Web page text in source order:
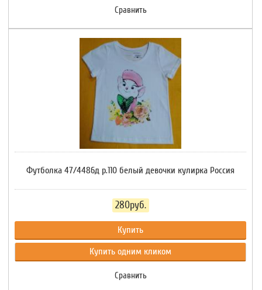
Сравнить
Футболка 47/4486д р.110 белый девочки кулирка Россия
280руб.
Купить
Купить одним кликом
Сравнить